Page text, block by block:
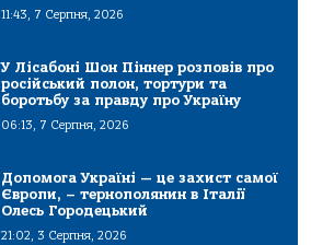
11:43, 7 Серпня, 2026
У Лісабоні Шон Піннер розповів про
російський полон, тортури та
боротьбу за правду про Україну
06:13, 7 Серпня, 2026
Допомога Україні — це захист самої
Європи, – тернополянин в Італії
Олесь Городецький
21:02, 3 Серпня, 2026